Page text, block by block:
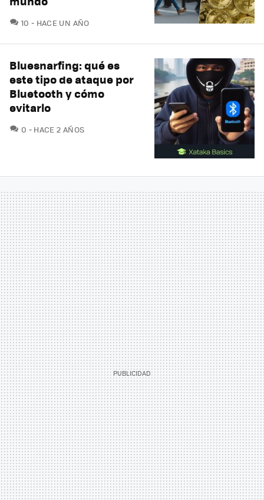
10 COMENTARIOS
HACE UN AÑO
Bluesnarfing: qué es
este tipo de ataque por
Bluetooth y cómo
evitarlo
0 COMENTARIOS
HACE 2 AÑOS